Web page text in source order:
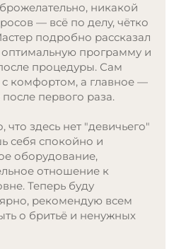
никакой
— всё по делу, чётко
подробно рассказал
программу и
процедуры. Сам
комфортом, а главное —
после первого раза.
здесь нет "девичьего"
себя спокойно и
оборудование,
отношение к
Теперь буду
рекомендую всем
о бритьё и ненужных